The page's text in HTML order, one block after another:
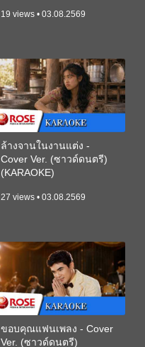
19 views • 03.08.2569
ล้างจานในงานแต่ง -
Cover Ver. (ซาวด์ดนตรี)
(KARAOKE)
27 views • 03.08.2569
ขอบคุณแฟนเพลง - Cover
Ver. (ซาวด์ดนตรี)